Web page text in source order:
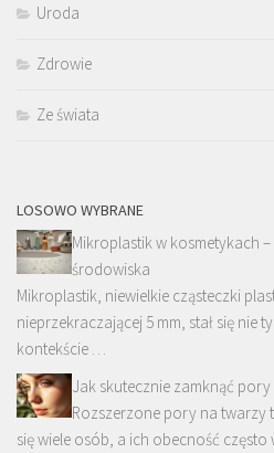
Uroda
Zdrowie
Ze świata
LOSOWO WYBRANE
Mikroplastik w kosmetykach
środowiska
Mikroplastik, niewielkie cząsteczki
nieprzekraczającej 5 mm, stał się nie
kontekście …
Jak skutecznie zamknąć
Rozszerzone pory na
się wiele osób, a ich obecność często